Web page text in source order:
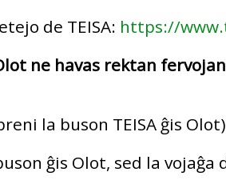
de TEISA: https://
ne havas rektan
la buson TEISA ĝis
ĝis Olot, sed la